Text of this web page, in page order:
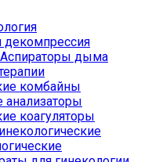
декомпрессия
Аспираторы дыма
комбайны
коагуляторы